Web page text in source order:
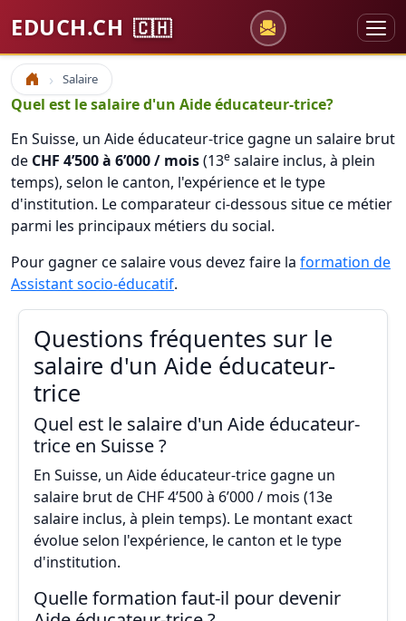
EDUCH.CH 🇨🇭
Accueil Salaire
Quel est le salaire d'un Aide éducateur-trice?
En Suisse, un Aide éducateur-trice gagne un salaire brut
de CHF 4’500 à 6’000 / mois(13e salaire inclus, à plein
temps), selon le canton, l'expérience et le type
d'institution. Le comparateur ci-dessous situe ce métier
parmi les principaux métiers du social.
Pour gagner ce salaire vous devez faire la formation de
Assistant socio-éducatif.
Questions fréquentes sur le
salaire d'un Aide éducateur-
trice
Quel est le salaire d'un Aide éducateur-
trice en Suisse ?
En Suisse, un Aide éducateur-trice gagne un
salaire brut de CHF 4’500 à 6’000 / mois (13e
salaire inclus, à plein temps). Le montant exact
évolue selon l'expérience, le canton et le type
d'institution.
Quelle formation faut-il pour devenir